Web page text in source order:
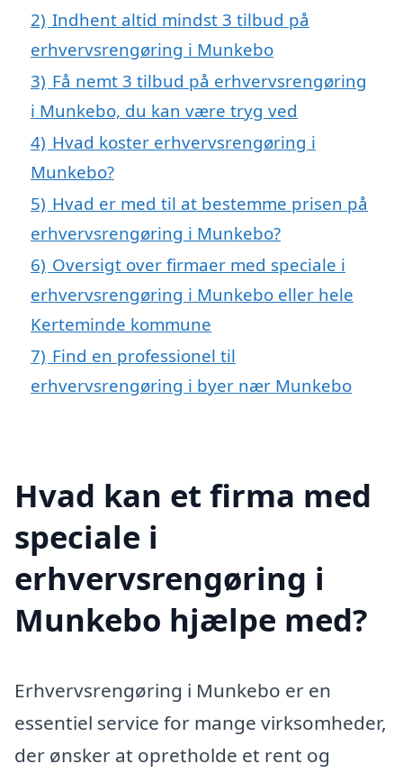
2) Indhent altid mindst 3 tilbud på
erhvervsrengøring i Munkebo
3) Få nemt 3 tilbud på erhvervsrengøring
i Munkebo, du kan være tryg ved
4) Hvad koster erhvervsrengøring i
Munkebo?
5) Hvad er med til at bestemme prisen på
erhvervsrengøring i Munkebo?
6) Oversigt over firmaer med speciale i
erhvervsrengøring i Munkebo eller hele
Kerteminde kommune
7) Find en professionel til
erhvervsrengøring i byer nær Munkebo
Hvad kan et firma med
speciale i
erhvervsrengøring i
Munkebo hjælpe med?
Erhvervsrengøring i Munkebo er en
essentiel service for mange virksomheder,
der ønsker at opretholde et rent og